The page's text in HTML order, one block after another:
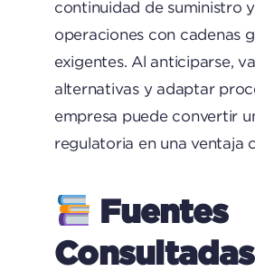
continuidad de suministro
operaciones con cadenas
exigentes. Al anticiparse,
alternativas y adaptar
empresa puede convertir
regulatoria en una ventaja
Fuentes
Consultadas